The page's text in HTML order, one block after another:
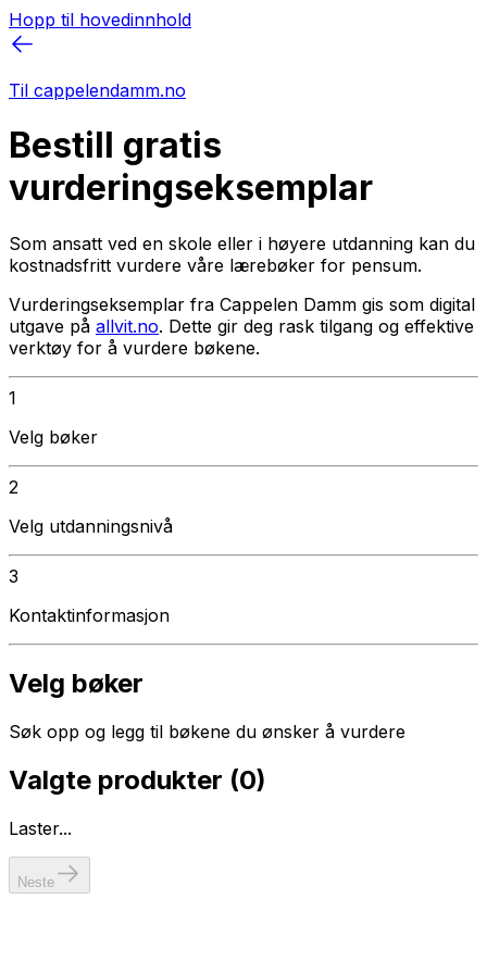
Hopp til hovedinnhold
Til cappelendamm.no
Bestill gratis
vurderingseksemplar
Som ansatt ved en skole eller i høyere utdanning kan du
kostnadsfritt vurdere våre lærebøker for pensum.
Vurderingseksemplar fra Cappelen Damm gis som digital
utgave på allvit.no. Dette gir deg rask tilgang og effektive
verktøy for å vurdere bøkene.
1
Velg bøker
2
Velg utdanningsnivå
3
Kontaktinformasjon
Velg bøker
Søk opp og legg til bøkene du ønsker å vurdere
Valgte produkter (0)
Laster...
Neste